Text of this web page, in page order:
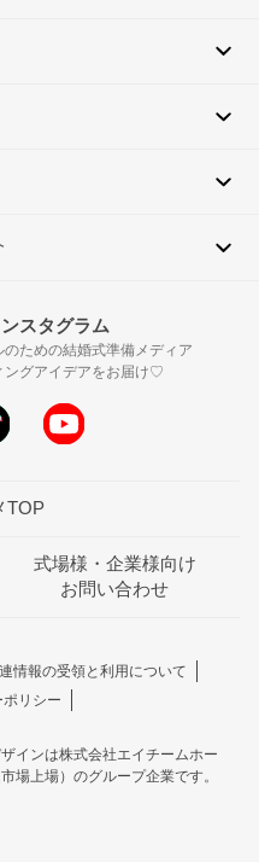
スタグラム
ための結婚式準備メディア
ングアイデアをお届け♡
TOP
式場様・企業様向け
お問い合わせ
情報の受領と利用について
リシー
インは株式会社エイチームホー
場上場）のグループ企業です。